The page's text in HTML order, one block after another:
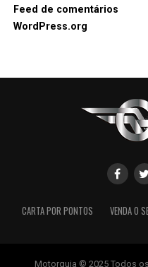
Feed de comentários
WordPress.org
CARTA POR PONTOS VENDA O
Motorguia © 2025 Todos